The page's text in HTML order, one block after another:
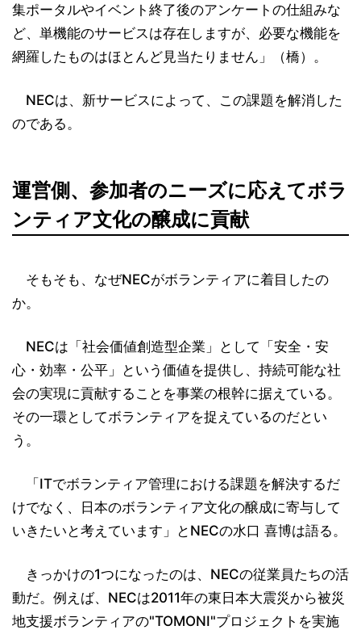
集ポータルやイベント終了後のアンケートの仕組みな
ど、単機能のサービスは存在しますが、必要な機能を
網羅したものはほとんど見当たりません」（橋）。
NECは、新サービスによって、この課題を解消した
のである。
運営側、参加者のニーズに応えてボラ
ンティア文化の醸成に貢献
そもそも、なぜNECがボランティアに着目したの
か。
NECは「社会価値創造型企業」として「安全・安
心・効率・公平」という価値を提供し、持続可能な社
会の実現に貢献することを事業の根幹に据えている。
その一環としてボランティアを捉えているのだとい
う。
「ITでボランティア管理における課題を解決するだ
けでなく、日本のボランティア文化の醸成に寄与して
いきたいと考えています」とNECの水口 喜博は語る。
きっかけの1つになったのは、NECの従業員たちの活
動だ。例えば、NECは2011年の東日本大震災から被災
地支援ボランティアの"TOMONI"プロジェクトを実施